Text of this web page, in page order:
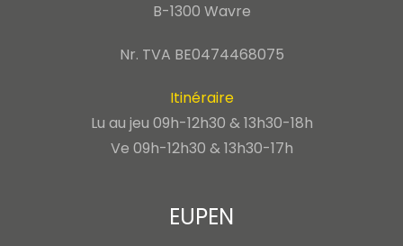
B-1300 Wavre
Nr. TVA BE0474468075
Itinéraire
Lu au jeu 09h-12h30 & 13h30-18h
Ve 09h-12h30 & 13h30-17h
EUPEN